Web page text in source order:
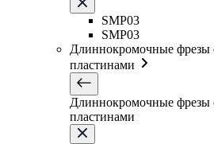
SMP03
SMP03
Длиннокромочные фрезы
пластинами
Длиннокромочные фрезы
пластинами